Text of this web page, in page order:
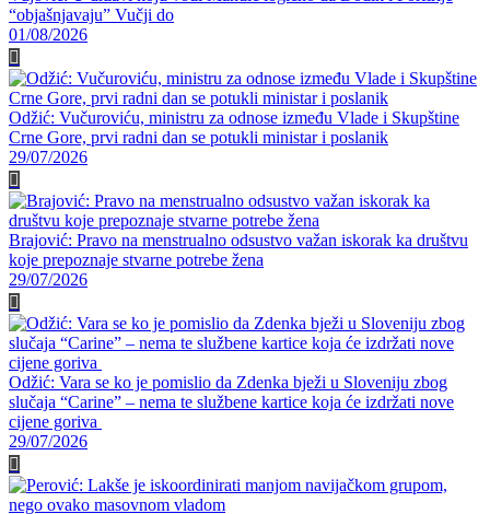
“objašnjavaju” Vučji do
01/08/2026
Odžić: Vučuroviću, ministru za odnose između Vlade i Skupštine
Crne Gore, prvi radni dan se potukli ministar i poslanik
29/07/2026
Brajović: Pravo na menstrualno odsustvo važan iskorak ka društvu
koje prepoznaje stvarne potrebe žena
29/07/2026
Odžić: Vara se ko je pomislio da Zdenka bježi u Sloveniju zbog
slučaja “Carine” – nema te službene kartice koja će izdržati nove
cijene goriva
29/07/2026